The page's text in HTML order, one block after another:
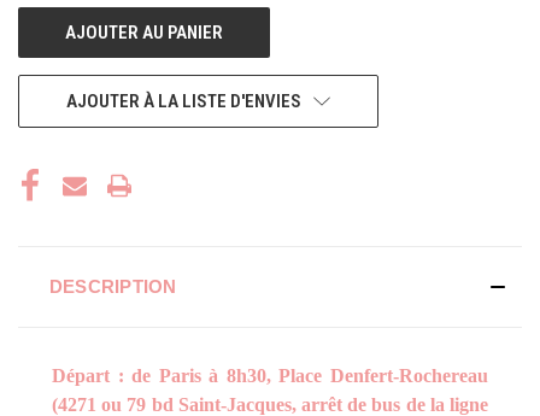
UNDEFINED UNDEFINED
AJOUTER À LA LISTE D'ENVIES
DESCRIPTION
Départ : de Paris à 8h30, Place Denfert-Rochereau
(4271 ou 79 bd Saint-Jacques, arrêt de bus de la ligne